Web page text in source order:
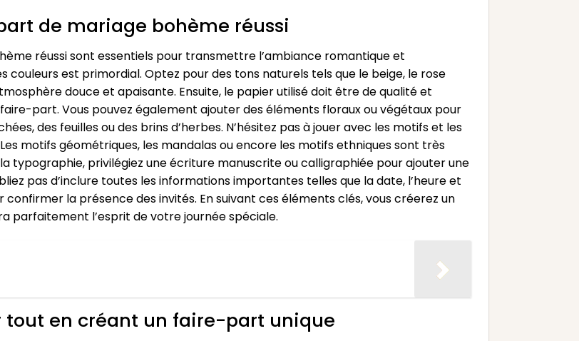
de mariage bohème réussi
réussi sont essentiels pour transmettre l’ambiance romantique et
couleurs est primordial. Optez pour des tons naturels tels que le beige, le rose
douce et apaisante. Ensuite, le papier utilisé doit être de qualité et
part. Vous pouvez également ajouter des éléments floraux ou végétaux pour
des feuilles ou des brins d’herbes. N’hésitez pas à jouer avec les motifs et les
motifs géométriques, les mandalas ou encore les motifs ethniques sont très
typographie, privilégiez une écriture manuscrite ou calligraphiée pour ajouter une
pas d’inclure toutes les informations importantes telles que la date, l’heure et
confirmer la présence des invités. En suivant ces éléments clés, vous créerez un
parfaitement l’esprit de votre journée spéciale.
tout en créant un faire-part unique